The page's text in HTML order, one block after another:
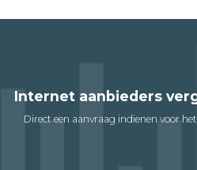
Internet aanbieders
Direct een aanvraag indienen voor